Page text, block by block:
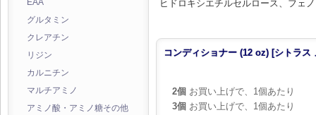
EAA
グルタミン
クレアチン
リジン
カルニチン
マルチアミノ
アミノ酸・アミノ糖その他
ヒドロキシエチルセルロース、フェ
コンディショナー (12 oz) [シトラス
2個 お買い上げで、1個あたり
3個 お買い上げで、1個あたり